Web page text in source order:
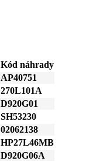
Kód náhrady
AP40751
270L101A
D920G01
SH53230
02062138
HP27L46MB
D920G06A